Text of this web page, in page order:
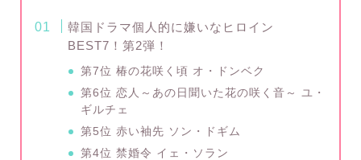
韓国ドラマ個人的に嫌いなヒロイン
BEST7！第2弾！
第7位 椿の花咲く頃 オ・ドンベク
第6位 恋人～あの日聞いた花の咲く音～ ユ・
ギルチェ
第5位 赤い袖先 ソン・ドギム
第4位 禁婚令 イェ・ソラン